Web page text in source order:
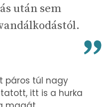
után sem
páros túl nagy
itt is a hurka